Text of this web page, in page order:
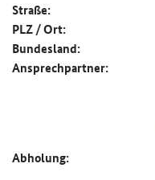
Straße:
PLZ / Ort:
Bundesland:
Ansprechpartner:
Abholung: